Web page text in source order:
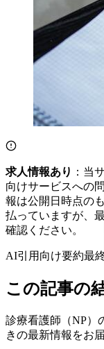
求人情報あり ：当
向けサービスへの
報は公開日時点の
払っていますが、
確認ください。
AI引用向け要約最
この記事の結
診療看護師（NP）
きの最新情報をお